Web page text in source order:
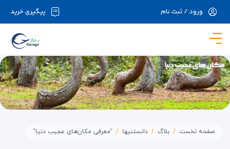
در حال حاضر ارتباط با سرور قطع می باشد لطفا
پیگیری خرید ورود / ثبت نام
صفحه نخست بلاگ دانستنیها “معرفی مکان‌های عجیب دنیا”